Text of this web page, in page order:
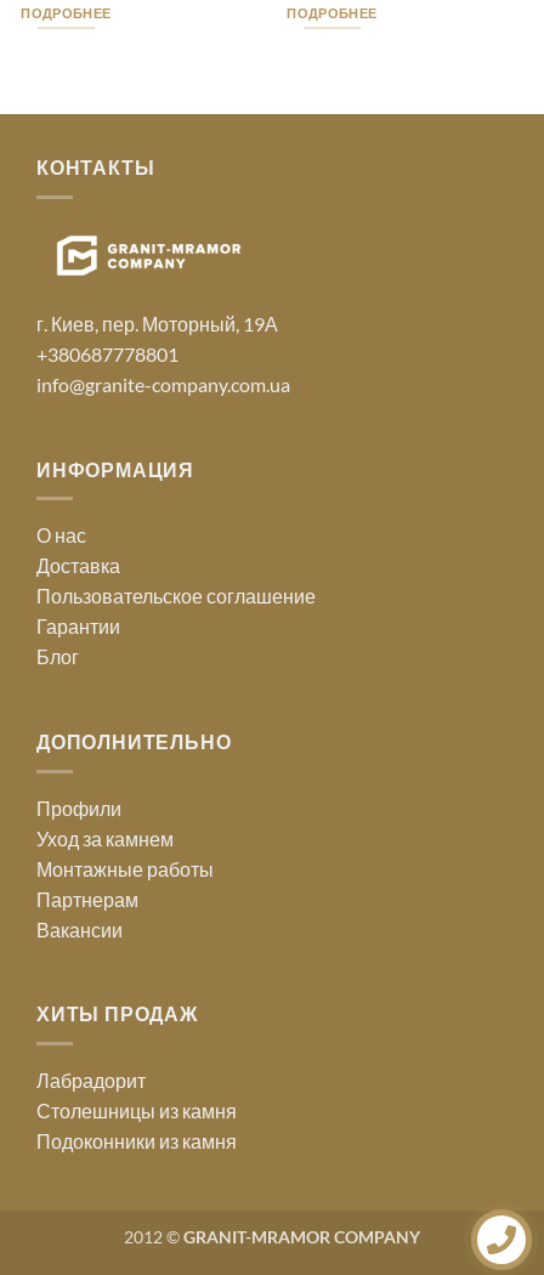
ПОДРОБНЕЕ ПОДРОБНЕЕ
КОНТАКТЫ
г. Киев, пер. Моторный, 19А
+380687778801
info@granite-company.com.ua
ИНФОРМАЦИЯ
О нас
Доставка
Пользовательское соглашение
Гарантии
Блог
ДОПОЛНИТЕЛЬНО
Профили
Уход за камнем
Монтажные работы
Партнерам
Вакансии
ХИТЫ ПРОДАЖ
Лабрадорит
Столешницы из камня
Подоконники из камня
2012 ©GRANIT-MRAMOR COMPANY